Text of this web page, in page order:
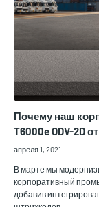
Почему наш
T6000e ODV-2D
апреля 1, 2021
В марте мы
корпоративный
добавив